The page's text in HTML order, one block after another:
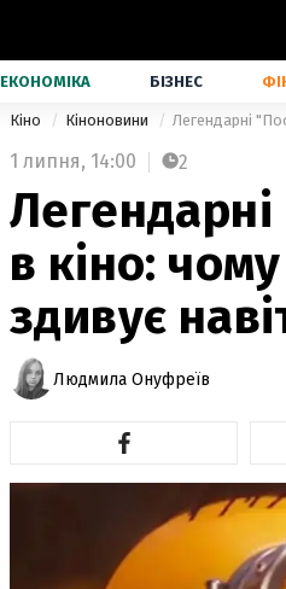
ЕКОНОМІКА БІЗНЕС
Кіно Кіноновини Легендарні
1 липня, 14:00 2
в кіно:
здивує
Людмила Онуфреїв